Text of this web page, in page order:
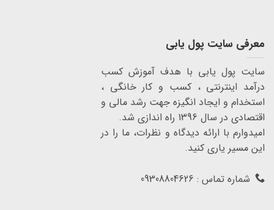
معرفی سایت پول یابی
سایت پول یابی با هدف آموزش کسب
درآمد اینترنتی ، کسب و کار خانگی ،
استخدام و ایجاد انگیزه جهت رشد مالی و
اقتصادی در سال 1396 راه اندازی شد.
امیدوارم با ارائه دیدگاه و نظرات، ما را در
این مسیر یاری کنید.
شماره تماس : 09308804626